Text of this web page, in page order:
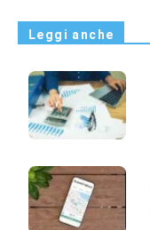
Leggi anche